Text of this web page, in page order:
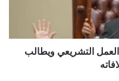
التشريعي ويطالب